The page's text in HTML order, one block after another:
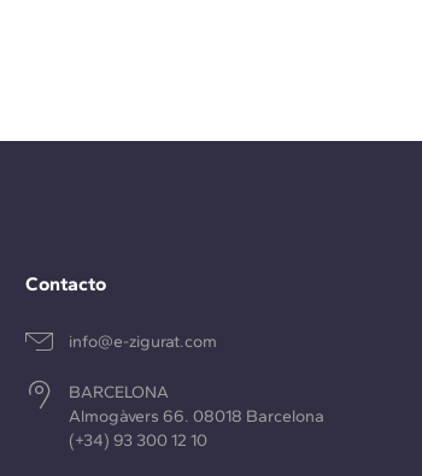
Contacto
info@e-zigurat.com
BARCELONA
Almogàvers 66. 08018 Barcelona
(+34) 93 300 12 10